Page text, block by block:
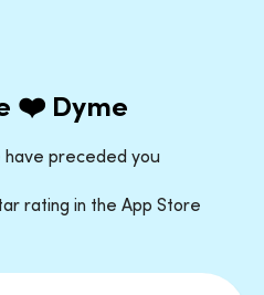
❤️ Dyme
preceded you
rating in the App Store